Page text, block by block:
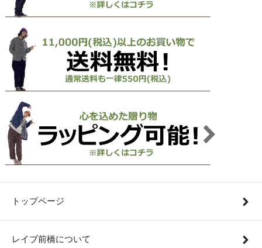
トップページ
レイブ前橋について